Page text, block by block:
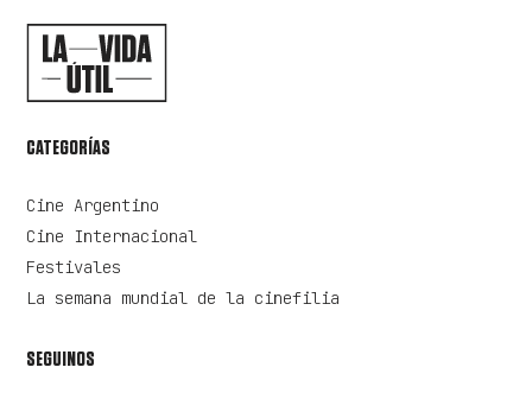
CATEGORÍAS
Cine Argentino
Cine Internacional
Festivales
La semana mundial de la cinefilia
SEGUINOS